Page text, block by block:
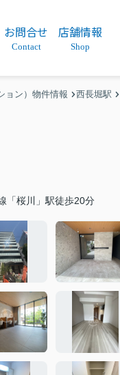
お問合せ
Contact
店舗情報
Shop
ョン）物件情報 西長堀駅
「桜川」駅徒歩20分